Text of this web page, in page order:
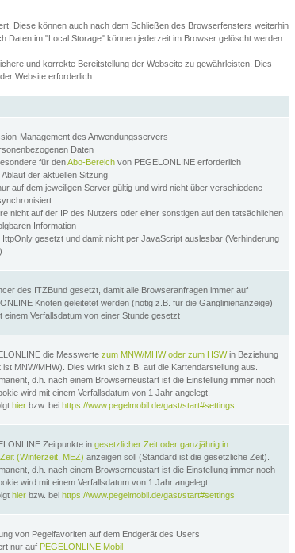
Diese können auch nach dem Schließen des Browserfensters weiterhin
im "Local Storage" können jederzeit im Browser gelöscht werden.
und korrekte Bereitstellung der Webseite zu gewährleisten. Dies
Website erforderlich.
Management des Anwendungsservers
Daten
für denAbo-Bereich von PEGELONLINE erforderlich
der aktuellen Sitzung
auf dem jeweiligen Server gültig und wird nicht über verschiedene
nicht auf der IP des Nutzers oder einer sonstigen auf den tatsächlichen
Information
gesetzt und damit nicht per JavaScript auslesbar (Verhinderung
des ITZBund gesetzt, damit alle Browseranfragen immer auf
Knoten geleitetet werden (nötig z.B. für die Ganglinienanzeige)
einem Verfallsdatum von einer Stunde gesetzt
die Messwerte zum MNW/MHW oder zum HSWin Beziehung
MNW/MHW). Dies wirkt sich z.B. auf die Kartendarstellung aus.
d.h. nach einem Browserneustart ist die Einstellung immer noch
wird mit einem Verfallsdatum von 1 Jahr angelegt.
hier bzw. bei https://www.pegelmobil.de/gast/start#settings
Zeitpunkte in gesetzlicher Zeit oder ganzjährig in
(Winterzeit, MEZ) anzeigen soll (Standard ist die gesetzliche Zeit).
d.h. nach einem Browserneustart ist die Einstellung immer noch
wird mit einem Verfallsdatum von 1 Jahr angelegt.
hier bzw. bei https://www.pegelmobil.de/gast/start#settings
von Pegelfavoriten auf dem Endgerät des Users
nur auf PEGELONLINE Mobil